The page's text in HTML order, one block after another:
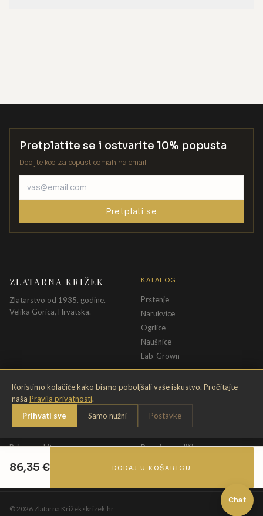
86,35 € DODAJ U KOŠARICU
Chat
Koristimo kolačiće kako bismo poboljšali vaše iskustvo. Pročitajte
naša Pravila privatnosti.
Prihvati sve
Samo nužni Postavke
Pretplatite se i ostvarite 10% popusta
Dobijte kod za popust odmah na email.
Pretplati se
ZLATARNA KRIŽEK
Zlatarstvo od 1935. godine.
Velika Gorica, Hrvatska.
KATALOG
Prstenje
Narukvice
Ogrlice
Naušnice
Lab-Grown
INFORMACIJE
O nama
Kontakt
Briga o nakitu
Jamstvo
PRAVNE ODREDBE
Pravila privatnosti
Opći uvjeti
Promjena veličine
©2026Zlatarna Križek · krizek.hr